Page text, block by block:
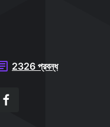
2326 প্রবন্ধ